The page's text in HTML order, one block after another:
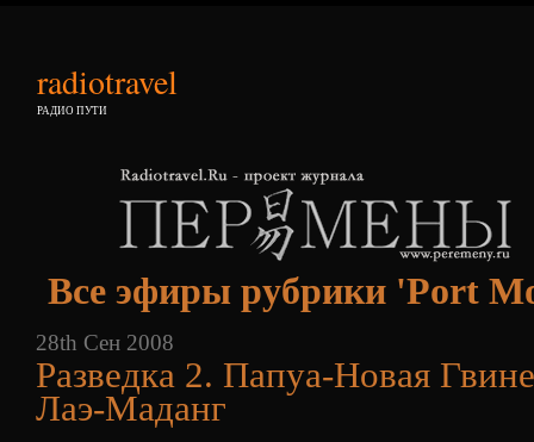
radiotravel
РАДИО ПУТИ
Все эфиры рубрики 'Port
28th Сен 2008
Разведка 2. Папуа-Новая
Лаэ-Маданг